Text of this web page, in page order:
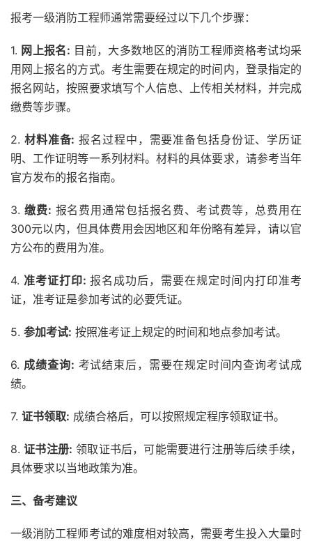
报考一级消防工程师通常需要经过以下几个步骤：
1. 网上报名: 目前，大多数地区的消防工程师资格考试均采
用网上报名的方式。考生需要在规定的时间内，登录指定的
报名网站，按照要求填写个人信息、上传相关材料，并完成
缴费等步骤。
2. 材料准备: 报名过程中，需要准备包括身份证、学历证
明、工作证明等一系列材料。材料的具体要求，请参考当年
官方发布的报名指南。
3. 缴费: 报名费用通常包括报名费、考试费等，总费用在
300元以内，但具体费用会因地区和年份略有差异，请以官
方公布的费用为准。
4. 准考证打印: 报名成功后，需要在规定时间内打印准考
证，准考证是参加考试的必要凭证。
5. 参加考试: 按照准考证上规定的时间和地点参加考试。
6. 成绩查询: 考试结束后，需要在规定时间内查询考试成
绩。
7. 证书领取: 成绩合格后，可以按照规定程序领取证书。
8.证书注册: 领取证书后，可能需要进行注册等后续手续，
具体要求以当地政策为准。
三、备考建议
一级消防工程师考试的难度相对较高，需要考生投入大量时